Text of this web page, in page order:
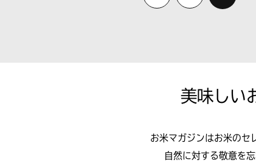
美味しい
お米マガジンはお米のセ
自然に対する敬意を